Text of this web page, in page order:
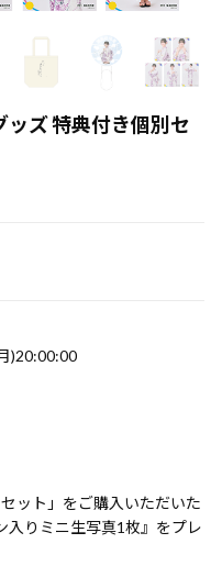
ッズ 特典付き個別セ
)20:00:00
ット」をご購入いただいた
入りミニ生写真1枚』をプレ